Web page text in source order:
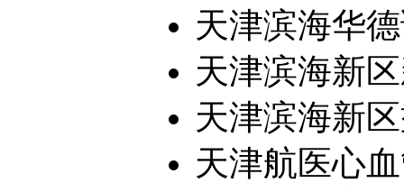
天津滨海华
天津滨海新
天津滨海新
天津航医心